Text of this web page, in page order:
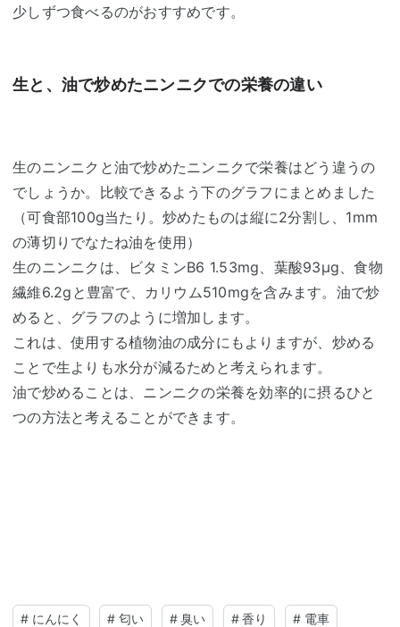
少しずつ食べるのがおすすめです。
生と、油で炒めたニンニクでの栄養の違い
生のニンニクと油で炒めたニンニクで栄養はどう違うの
でしょうか。比較できるよう下のグラフにまとめました
（可食部100g当たり。炒めたものは縦に2分割し、1mm
の薄切りでなたね油を使用）
生のニンニクは、ビタミンB6 1.53mg、葉酸93μg、食物
繊維6.2gと豊富で、カリウム510mgを含みます。油で炒
めると、グラフのように増加します。
これは、使用する植物油の成分にもよりますが、炒める
ことで生よりも水分が減るためと考えられます。
油で炒めることは、ニンニクの栄養を効率的に摂るひと
つの方法と考えることができます。
# にんにく # 匂い # 臭い # 香り # 電車